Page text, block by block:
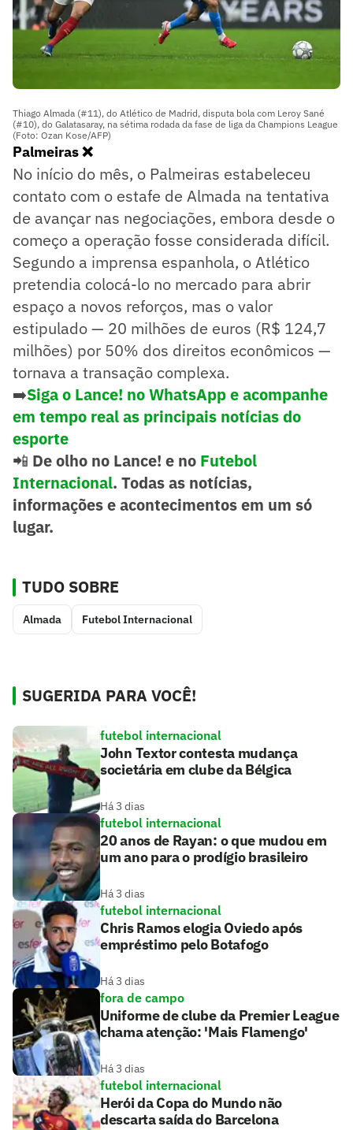
Thiago Almada (#11), do Atlético de Madrid, disputa bola com Leroy Sané
(#10), do Galatasaray, na sétima rodada da fase de liga da Champions League
(Foto: Ozan Kose/AFP)
Palmeiras ❌
No início do mês, o Palmeiras estabeleceu
contato com o estafe de Almada na tentativa
de avançar nas negociações, embora desde o
começo a operação fosse considerada difícil.
Segundo a imprensa espanhola, o Atlético
pretendia colocá-lo no mercado para abrir
espaço a novos reforços, mas o valor
estipulado — 20 milhões de euros (R$ 124,7
milhões) por 50% dos direitos econômicos —
tornava a transação complexa.
➡️Siga o Lance! no WhatsApp e acompanhe
em tempo real as principais notícias do
esporte
📲 De olho no Lance! e no Futebol
Internacional. Todas as notícias,
informações e acontecimentos em um só
lugar.
TUDO SOBRE
Almada Futebol Internacional
SUGERIDA PARA VOCÊ!
futebol internacional
John Textor contesta mudança
societária em clube da Bélgica
Há 3 dias
futebol internacional
20 anos de Rayan: o que mudou em
um ano para o prodígio brasileiro
Há 3 dias
futebol internacional
Chris Ramos elogia Oviedo após
empréstimo pelo Botafogo
Há 3 dias
fora de campo
Uniforme de clube da Premier League
chama atenção: 'Mais Flamengo'
Há 3 dias
futebol internacional
Herói da Copa do Mundo não
descarta saída do Barcelona